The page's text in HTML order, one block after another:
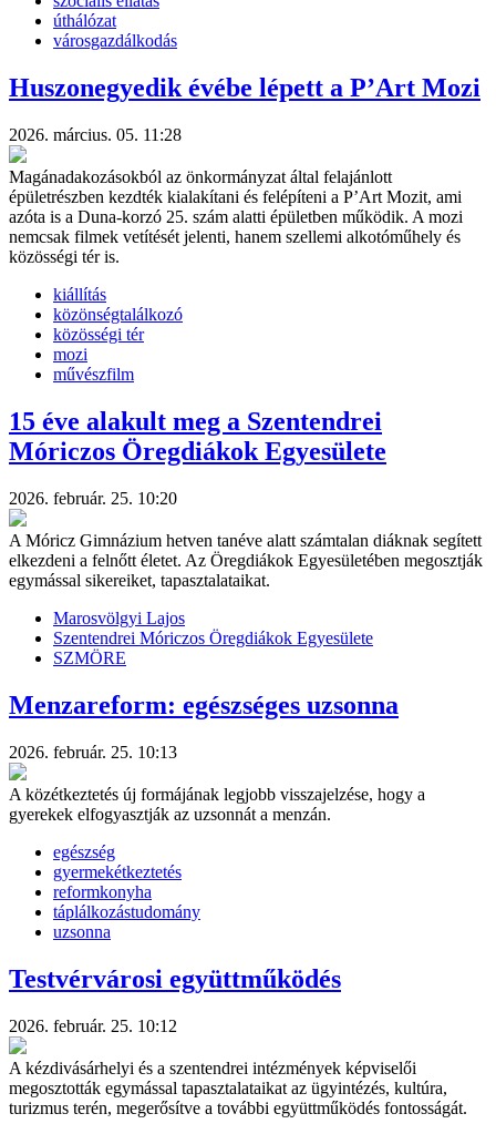
úthálózat
városgazdálkodás
Huszonegyedik évébe lépett a P’Art Mozi
2026. március. 05. 11:28
Magánadakozásokból az önkormányzat által felajánlott
épületrészben kezdték kialakítani és felépíteni a P’Art Mozit, ami
azóta is a Duna-korzó 25. szám alatti épületben működik. A mozi
nemcsak filmek vetítését jelenti, hanem szellemi alkotóműhely és
közösségi tér is.
kiállítás
közönségtalálkozó
közösségi tér
mozi
művészfilm
15 éve alakult meg a Szentendrei
Móriczos Öregdiákok Egyesülete
2026. február. 25. 10:20
A Móricz Gimnázium hetven tanéve alatt számtalan diáknak segített
elkezdeni a felnőtt életet. Az Öregdiákok Egyesületében megosztják
egymással sikereiket, tapasztalataikat.
Marosvölgyi Lajos
Szentendrei Móriczos Öregdiákok Egyesülete
SZMÖRE
Menzareform: egészséges uzsonna
2026. február. 25. 10:13
A közétkeztetés új formájának legjobb visszajelzése, hogy a
gyerekek elfogyasztják az uzsonnát a menzán.
egészség
gyermekétkeztetés
reformkonyha
táplálkozástudomány
uzsonna
Testvérvárosi együttműködés
2026. február. 25. 10:12
A kézdivásárhelyi és a szentendrei intézmények képviselői
megosztották egymással tapasztalataikat az ügyintézés, kultúra,
turizmus terén, megerősítve a további együttműködés fontosságát.